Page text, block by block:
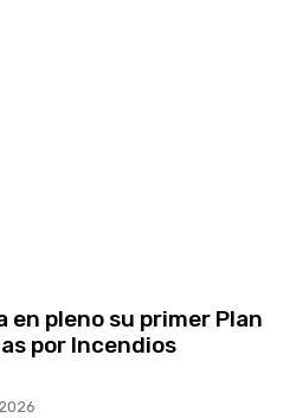
en pleno su primer Plan
por Incendios